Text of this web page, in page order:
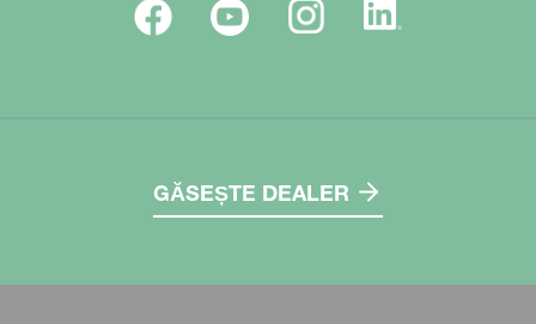
GĂSEȘTE DEALER